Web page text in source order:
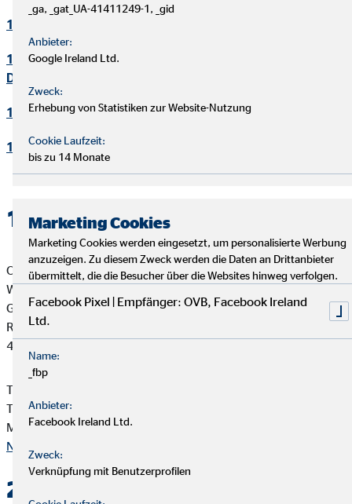
15. Plugins und eingebettete Funktionen sowie Inhalte
16. Änderung und Aktualisierung der
Datenschutzerklärung
17. Rechte der betroffenen Personen
18. Begriffsdefinitionen
1. Verantwortlicher
OVB Vermögensberatung AG
Walter Meskat
Generalagent für die OVB
Röntgenstr. 42
41539 Dormagen
Telefon: +49 2133 477474
Telefax: +49 2133 40333
Mail:walter.meskat@ovb.de
Nach oben
2. Kontakt
_ga, _gat_UA-41411249-1, _gid
Anbieter:
Google Ireland Ltd.
Zweck:
Erhebung von Statistiken zur Website-Nutzung
Cookie Laufzeit:
bis zu 14 Monate
Marketing Cookies
Marketing Cookies werden eingesetzt, um personalisierte Werbung
anzuzeigen. Zu diesem Zweck werden die Daten an Drittanbieter
übermittelt, die die Besucher über die Websites hinweg verfolgen.
Facebook Pixel | Empfänger: OVB, Facebook Ireland
Ltd.
Name:
_fbp
Anbieter:
Facebook Ireland Ltd.
Zweck:
Verknüpfung mit Benutzerprofilen